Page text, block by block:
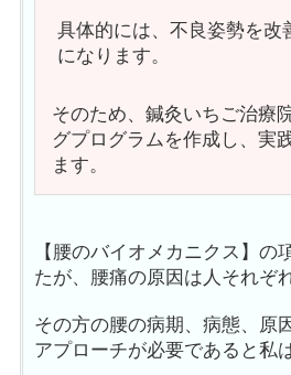
具体的には、不良姿勢を改
になります。
そのため、鍼灸いちご治療
グプログラムを作成し、実
ます。
【腰のバイオメカニクス】の
たが、腰痛の原因は人それぞ
その方の腰の病期、病態、原
アプローチが必要であると私